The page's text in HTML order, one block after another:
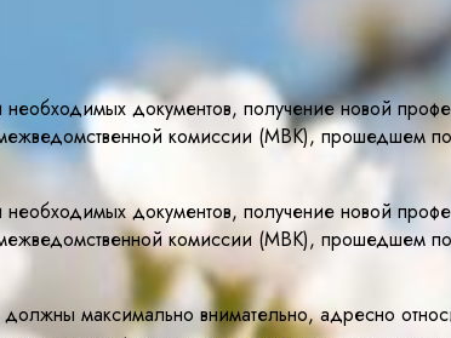
документов, получение новой
комиссии (МВК), прошедшем
документов, получение новой
комиссии (МВК), прошедшем
максимально внимательно, адресно